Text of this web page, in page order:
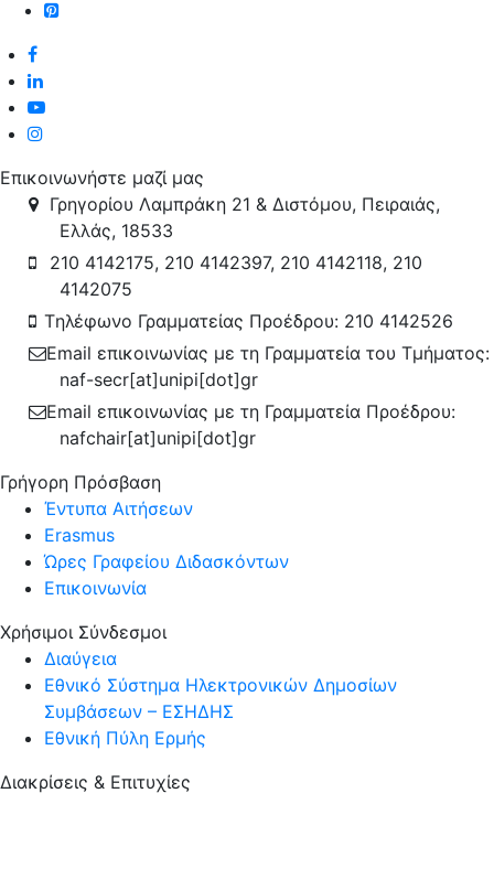
Επικοινωνήστε μαζί μας
Γρηγορίου Λαμπράκη 21 & Διστόμου, Πειραιάς,
Ελλάς, 18533
210 4142175, 210 4142397, 210 4142118, 210
4142075
Tηλέφωνο Γραμματείας Προέδρου: 210 4142526
Email επικοινωνίας με τη Γραμματεία του Τμήματος:
naf-secr[at]unipi[dot]gr
Email επικοινωνίας με τη Γραμματεία Προέδρου:
nafchair[at]unipi[dot]gr
Γρήγορη Πρόσβαση
Έντυπα Αιτήσεων
Erasmus
Ώρες Γραφείου Διδασκόντων
Επικοινωνία
Χρήσιμοι Σύνδεσμοι
Διαύγεια
Εθνικό Σύστημα Ηλεκτρονικών Δημοσίων
Συμβάσεων – ΕΣΗΔΗΣ
Εθνική Πύλη Ερμής
Διακρίσεις & Επιτυχίες